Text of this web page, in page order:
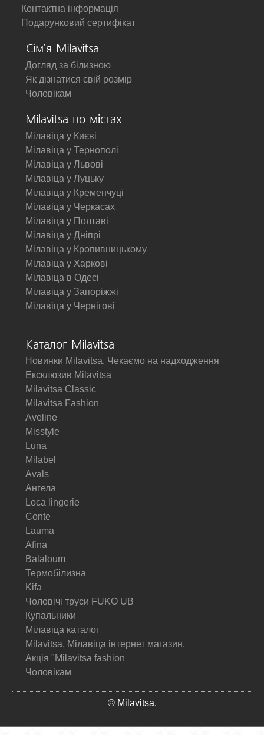
Контактна інформація
Подарунковий сертифікат
Сім'я Milavitsa
Догляд за білизною
Як дізнатися свій розмір
Чоловікам
Milavitsa по містах:
Мілавіца у Києві
Мілавіца у Тернополі
Мілавіца у Львові
Мілавіца у Луцьку
Мілавіца у Кременчуці
Мілавіца у Черкасах
Мілавіца у Полтаві
Мілавіца у Дніпрі
Мілавіца у Кропивницькому
Мілавіца у Харкові
Мілавіца в Одесі
Мілавіца у Запоріжжі
Мілавіца у Чернігові
Каталог Milavitsa
Новинки Milavitsa. Чекаємо на надходження
Ексклюзив Milavitsa
Milavitsa Classic
Milavitsa Fashion
Aveline
Misstyle
Luna
Milabel
Avals
Ангела
Loca lingerie
Conte
Lauma
Afina
Balaloum
Термобілизна
Kifa
Чоловічі труси FUKO UB
Купальники
Мілавіца каталог
Milavitsa. Мілавіца інтернет магазин.
Акція "Milavitsa fashion
Чоловікам
© Milavitsa.